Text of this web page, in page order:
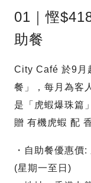
01｜慳
助餐
City Café 於9月
餐」，每月為客
是「虎蝦爆珠篇
贈 有機虎蝦 配
・自助餐優惠
(星期一至日)